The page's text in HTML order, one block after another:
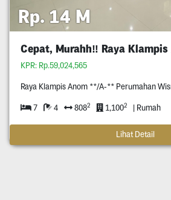
Rp. 14 M
Cepat, Murahh‼️ Raya Klampis
KPR: Rp.59,024,565
Raya Klampis Anom **/A-** Perumahan
7 4 8082 1,1002 | Rumah
Lihat Detail